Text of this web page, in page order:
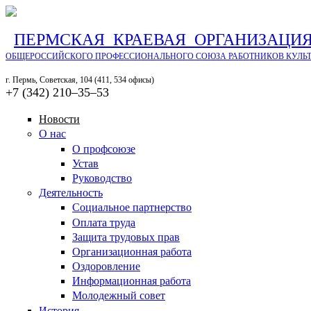
ПЕРМСКАЯ КРАЕВАЯ
ОБЩЕРОССИЙСКОГО ПРОФЕССИОНАЛЬНОГО СОЮЗА РАБОТНИКОВ
г. Пермь, Советская, 104 (411, 534 офисы)
+7 (342) 210‒35‒53
Новости
О нас
О профсоюзе
Устав
Руководство
Деятельность
Социальное партнерство
Оплата труда
Защита трудовых прав
Организационная работа
Оздоровление
Информационная работа
Молодежный совет